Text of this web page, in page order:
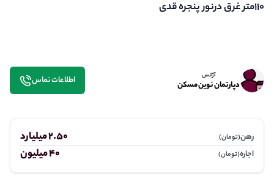
110متر غرق درنور پنجره قدی
رهن(تومان) 2.50 میلیارد
اجاره(تومان) 40 میلیون
آژانس
دپارتمان نوین مسکن اطلاعات تماس